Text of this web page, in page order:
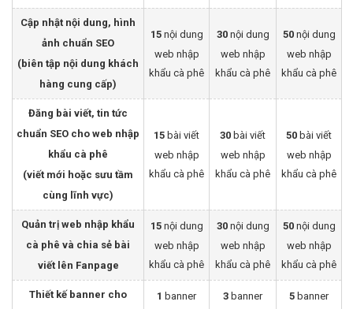
Cập nhật nội dung, hình
ảnh chuẩn SEO
(biên tập nội dung khách
hàng cung cấp)
15nội dung
web nhập
khẩu cà phê
30 nội dung
web nhập
khẩu cà phê
50nội dung
web nhập
khẩu cà phê
Đăng bài viết, tin tức
chuẩn SEO cho web nhập
khẩu cà phê
(viết mới hoặc sưu tầm
cùng lĩnh vực)
15 bài viết
web nhập
khẩu cà phê
30 bài viết
web nhập
khẩu cà phê
50 bài viết
web nhập
khẩu cà phê
Quản trị web nhập khẩu
cà phê và chia sẻ bài
viết lên Fanpage
15nội dung
web nhập
khẩu cà phê
30 nội dung
web nhập
khẩu cà phê
50nội dung
web nhập
khẩu cà phê
Thiết kế banner cho
1 banner
3 banner
5 banner